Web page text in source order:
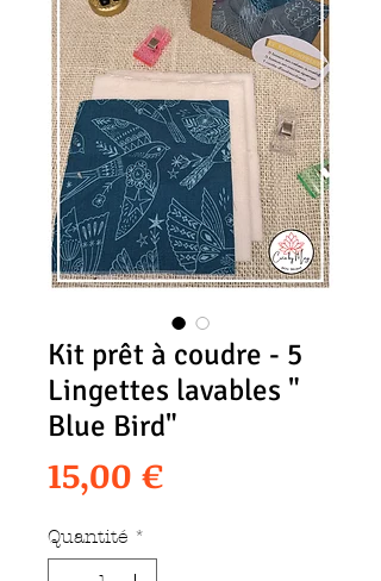
Kit prêt à coudre - 5
Lingettes lavables "
Blue Bird"
15,00 €Prix
Quantité *